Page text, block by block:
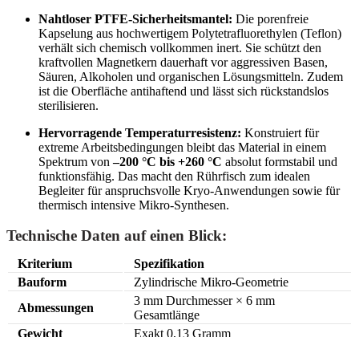
Nahtloser PTFE-Sicherheitsmantel: Die porenfreie
Kapselung aus hochwertigem Polytetrafluorethylen (Teflon)
verhält sich chemisch vollkommen inert. Sie schützt den
kraftvollen Magnetkern dauerhaft vor aggressiven Basen,
Säuren, Alkoholen und organischen Lösungsmitteln. Zudem
ist die Oberfläche antihaftend und lässt sich rückstandslos
sterilisieren.
Hervorragende Temperaturresistenz: Konstruiert für
extreme Arbeitsbedingungen bleibt das Material in einem
Spektrum von–200 °C bis +260 °C absolut formstabil und
funktionsfähig. Das macht den Rührfisch zum idealen
Begleiter für anspruchsvolle Kryo-Anwendungen sowie für
thermisch intensive Mikro-Synthesen.
Technische Daten auf einen Blick:
Kriterium
Spezifikation
Bauform
Zylindrische Mikro-Geometrie
Abmessungen
3 mm Durchmesser × 6 mm
Gesamtlänge
Gewicht
Exakt 0,13 Gramm